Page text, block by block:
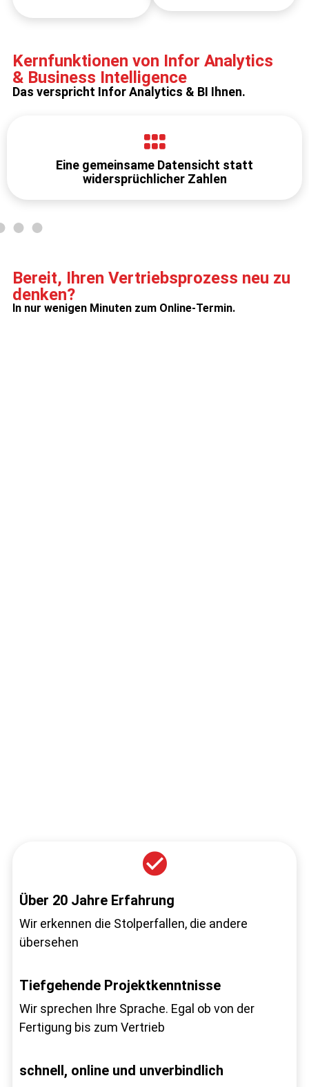
Kernfunktionen von Infor Analytics
& Business Intelligence
Das verspricht Infor Analytics & BI Ihnen.
Eine gemeinsame Datensicht statt
widersprüchlicher Zahlen
Bereit, Ihren Vertriebsprozess neu zu
denken?
In nur wenigen Minuten zum Online-Termin.
Über 20 Jahre Erfahrung
Wir erkennen die Stolperfallen, die andere
übersehen
Tiefgehende Projektkenntnisse
Wir sprechen Ihre Sprache. Egal ob von der
Fertigung bis zum Vertrieb
schnell, online und unverbindlich